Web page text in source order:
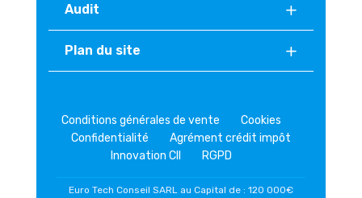
Audit
Plan du site
Conditions générales de vente
Cookies
Confidentialité
Agrément crédit impôt
Innovation CII
RGPD
Euro Tech Conseil SARL au Capital de : 120 000€